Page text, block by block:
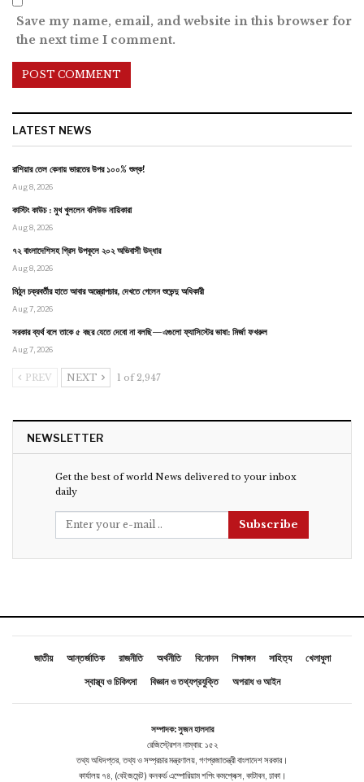
Save my name, email, and website in this browser for
the next time I comment.
LATEST NEWS
রাশিয়ার তেল কেনায় ভারতের উপর ১০০% শুল্ক!
Aug 8, 2026
কাস্টিং কাউচ : মুখ খুললেন বলিউড নায়িকারা
Aug 8, 2026
৭২ বাংলাদেশিসহ গ্রিস উপকূলে ২০২ অভিবাসী উদ্ধার
Aug 8, 2026
মিঠুন চক্রবর্তীর হাতে আবার অস্ত্রোপচার, দেখতে গেলেন শুভেন্দু অধিকারী
Aug 7, 2026
সরকার ব্যর্থ বলে তাকে ৫ বছর যেতে দেবো না বলছি—এগুলো ফ্যাসিস্টের ভাষা: মির্জা ফখরুল
Aug 7, 2026
PREV NEXT 1 of 2,947
NEWSLETTER
Get the best of world News delivered to your inbox
daily
Subscribe
জাতীয় আন্তর্জাতিক রাজনীতি অর্থনীতি বিনোদন শিক্ষাঙ্গন সাহিত্য
খেলাধুলা
স্বাস্থ্য ও চিকিৎসা
বিজ্ঞান ও তথ্যপ্রযুক্তি অপরাধ ও আইন
সম্পাদক: সুজন হালদার
রেজিস্ট্রেশন নাম্বার: ১৫২
তথ্য অধিদপ্তর, তথ্য ও সম্প্রচার মন্ত্রণালয়, গণপ্রজাতন্ত্রী বাংলাদেশ সরকার।
কার্যালয় ৭৪, (বেইজমেন্ট ) কনকর্ড এম্পোরিয়াম শপিং কমপ্লেক্স, কাটাবন, ঢাকা।